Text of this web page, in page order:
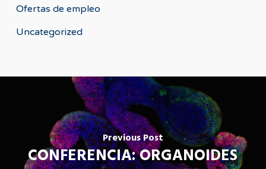
Ofertas de empleo
Uncategorized
Previous Post
CONFERENCIA: ORGANOIDES